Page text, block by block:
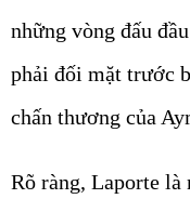
những vòng đấu
phải đối mặt trước
chấn thương của
Rõ ràng, Laporte là